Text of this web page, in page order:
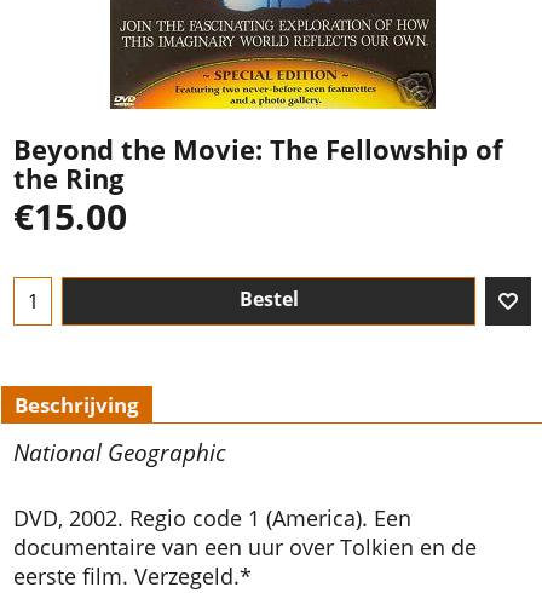
Beyond the Movie: The Fellowship of
the Ring
€15.00
Bestel
Beschrijving
National Geographic
DVD, 2002. Regio code 1 (America). Een
documentaire van een uur over Tolkien en de
eerste film. Verzegeld.*